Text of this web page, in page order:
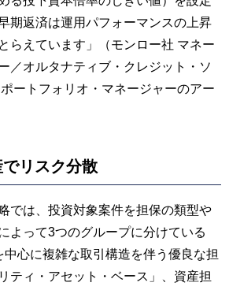
期返済は運用パフォーマンスの上昇
らえています」（モンロー社 マネー
／オルタナティブ・クレジット・ソ
ートフォリオ・マネージャーのアー
リスク分散
では、投資対象案件を担保の類型や
よって3つのグループに分けている
中心に複雑な取引構造を伴う優良な担
ティ・アセット・ベース」、資産担